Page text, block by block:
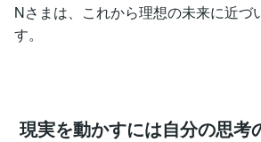
Nさまは、これから理想の未来に近づ
す。
現実を動かすには自分の思考